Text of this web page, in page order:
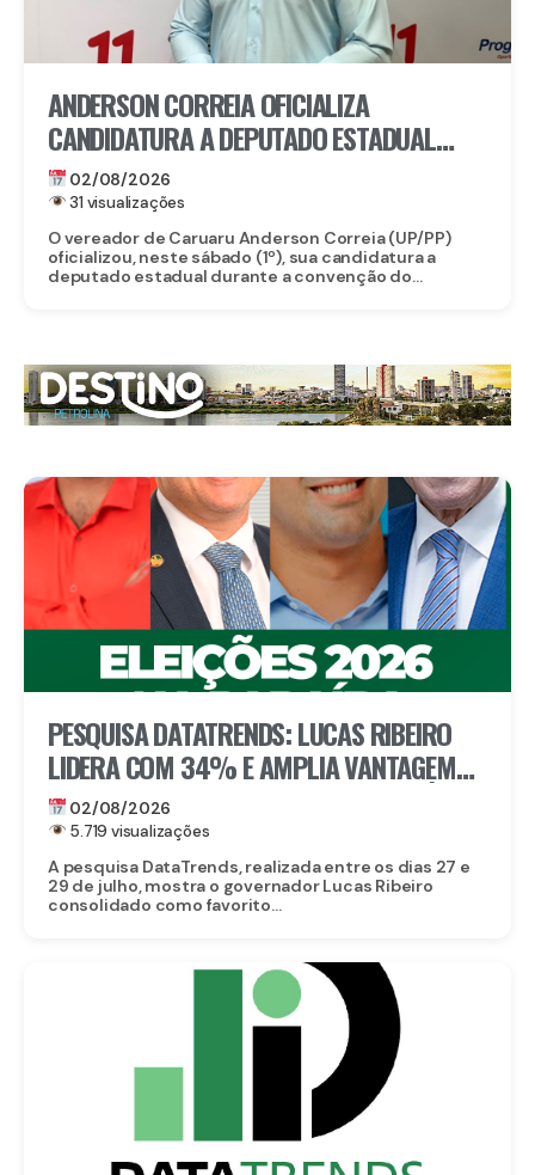
ANDERSON CORREIA OFICIALIZA
CANDIDATURA A DEPUTADO ESTADUAL
DURANTE CONVENÇÃO DO PROGRESSISTAS
02/08/2026
31 visualizações
O vereador de Caruaru Anderson Correia (UP/PP)
oficializou, neste sábado (1º), sua candidatura a
deputado estadual durante a convenção do...
PESQUISA DATATRENDS: LUCAS RIBEIRO
LIDERA COM 34% E AMPLIA VANTAGEM
NA DISPUTA PELO GOVERNO DA PARAÍBA
02/08/2026
5.719 visualizações
A pesquisa DataTrends, realizada entre os dias 27 e
29 de julho, mostra o governador Lucas Ribeiro
consolidado como favorito...